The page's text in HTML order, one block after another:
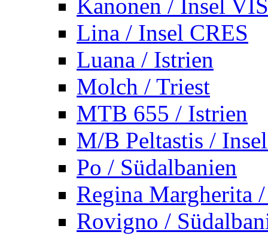
Kanonen / Insel VIS
Lina / Insel CRES
Luana / Istrien
Molch / Triest
MTB 655 / Istrien
M/B Peltastis /
Po / Südalbanien
Regina Margherita
Rovigno /